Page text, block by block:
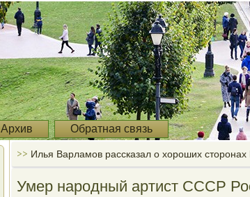
Архив Обратная связь
>> Илья Варламов рассказал о хороших сторонах
Умер народный артист СССР